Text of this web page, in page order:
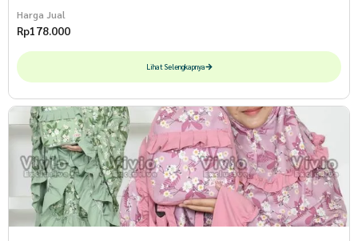
Harga Jual
Rp178.000
Lihat Selengkapnya